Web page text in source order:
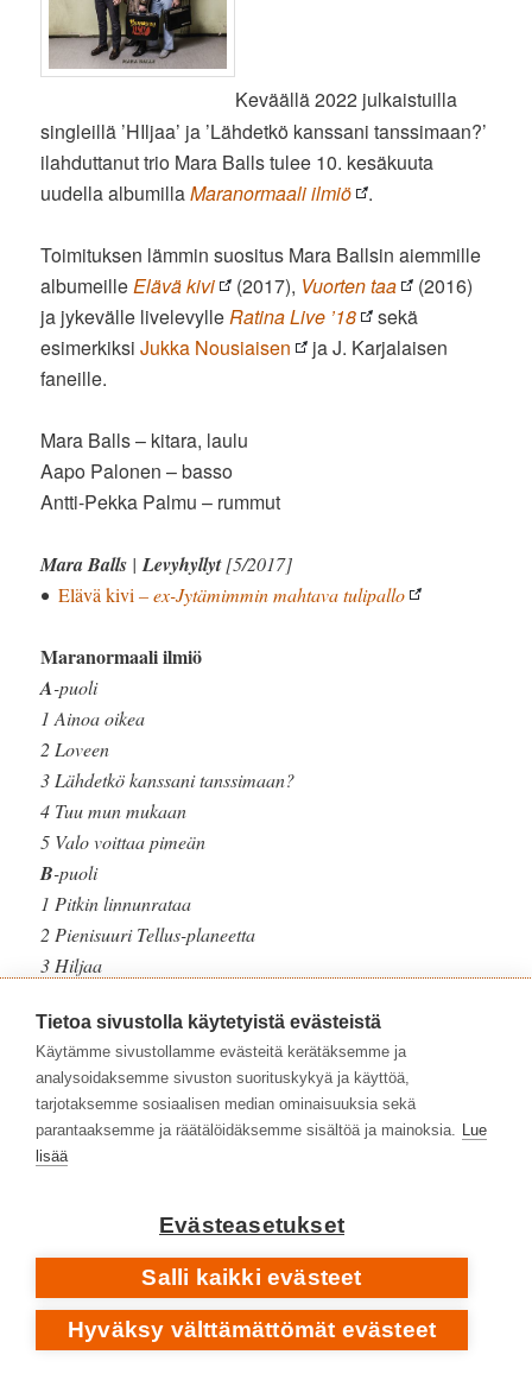
Keväällä 2022 julkaistuilla
singleillä ’HIljaa’ ja ’Lähdetkö kanssani tanssimaan?’
ilahduttanut trio Mara Balls tulee 10. kesäkuuta
uudella albumillaMaranormaali ilmiö .
Toimituksen lämmin suositus Mara Ballsin aiemmille
albumeilleElävä kivi (2017), Vuorten taa
(2016)
ja jykevälle livelevylleRatina Live ’18
sekä
esimerkiksiJukka Nousiaisen
ja J. Karjalaisen
faneille.
Mara Balls – kitara, laulu
Aapo Palonen – basso
Antti-Pekka Palmu – rummut
Mara Balls |Levyhyllyt[5/2017]
•Elävä kivi – ex-Jytämimmin mahtava tulipallo
Maranormaali ilmiö
A-puoli
1 Ainoa oikea
2 Loveen
3 Lähdetkö kanssani tanssimaan?
4 Tuu mun mukaan
5 Valo voittaa pimeän
B-puoli
1 Pitkin linnunrataa
2 Pienisuuri Tellus-planeetta
3 Hiljaa
LÄHDETKÖ KANSSANI TANSSIMAAN? OHJAAJA: KALEVI
SUOPURSU
Tietoa sivustolla käytetyistä evästeistä
Käytämme sivustollamme evästeitä kerätäksemme ja
analysoidaksemme sivuston suorituskykyä ja käyttöä,
tarjotaksemme sosiaalisen median ominaisuuksia sekä
parantaaksemme ja räätälöidäksemme sisältöä ja mainoksia. Lue
lisää
Evästeasetukset
Salli kaikki evästeet
Hyväksy välttämättömät evästeet